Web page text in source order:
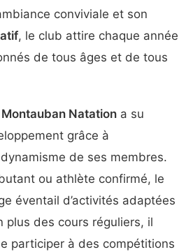
conviviale et son
, le club attire chaque année
de tous âges et de tous
Montauban Natation a su
grâce à
de ses membres.
ou athlète confirmé, le
éventail d’activités adaptées
plus des cours réguliers, il
participer à des compétitions